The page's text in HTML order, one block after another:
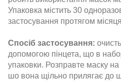
Упаковка містить 30
застосування протягом
Спосіб застосування:
допомогою пінцета, що в
упаковки. Розправте маску
шо вона щільно прилягає до